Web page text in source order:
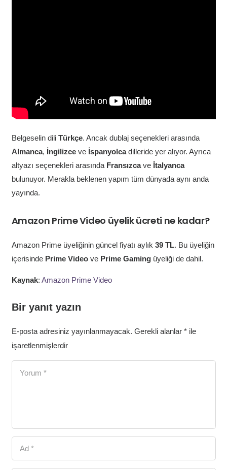
Belgeselin dili Türkçe. Ancak dublaj seçenekleri arasında
Almanca, İngilizceve İspanyolcadilleride yer alıyor. Ayrıca
altyazı seçenekleri arasında Fransızcave İtalyanca
bulunuyor. Merakla beklenen yapım tüm dünyada aynı anda
yayında.
Amazon Prime Video üyelik ücreti ne kadar?
Amazon Prime üyeliğinin güncel fiyatı aylık 39 TL. Bu üyeliğin
içerisinde Prime Videove Prime Gamingüyeliği de dahil.
Kaynak: Amazon Prime Video
Bir yanıt yazın
E-posta adresiniz yayınlanmayacak. Gerekli alanlar *ile
işaretlenmişlerdir